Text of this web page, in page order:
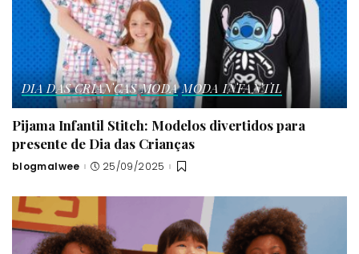
DIA DAS CRIANÇAS MODA MODA INFANTIL
Pijama Infantil Stitch: Modelos divertidos para
presente de Dia das Crianças
Posted
blogmalwee 25/09/2025